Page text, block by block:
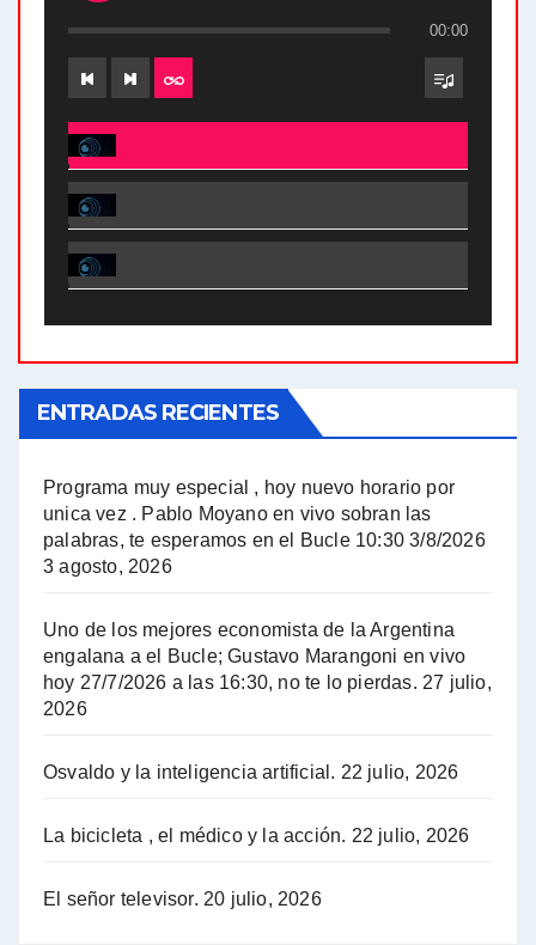
00:00
El Bucle News en Radio Gráfica. Bloque 2 . 28.04.24 - Jorge Gres
El Bucle News en Radio Gráfica. Bloque 1 . 28.04.24 - Jorge Gres
El Bucle News en Radio Gráfica. Bloque 2 . 21.04.24 - Jorge Gres
A mayor poder al empresariado le cuesta encontrar resistencia - Jose Urtubey con Jorge Gres
Hugo Yasky : Día de la Militancia - Hugo Yasky con Jorge Gres
Hugo Yasky sobre la Coordinadora de las Industrias de Productos Alimenticios (COPAL) - Hugo Yasky con Jorge Gres
Pablo Moyano sobre el espionaje: "Estos personajes siniestros han hecho mucho daño" - Pablo Moyano con Jorge Gres
ENTRADAS RECIENTES
Programa muy especial , hoy nuevo horario por
unica vez . Pablo Moyano en vivo sobran las
palabras, te esperamos en el Bucle 10:30 3/8/2026
3 agosto, 2026
Uno de los mejores economista de la Argentina
engalana a el Bucle; Gustavo Marangoni en vivo
hoy 27/7/2026 a las 16:30, no te lo pierdas. 27 julio,
2026
Osvaldo y la inteligencia artificial. 22 julio, 2026
La bicicleta , el médico y la acción. 22 julio, 2026
El señor televisor. 20 julio, 2026